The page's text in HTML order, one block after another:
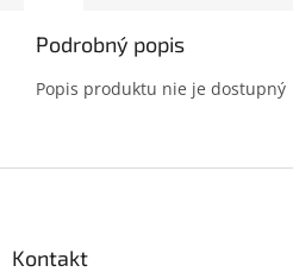
Podrobný popis
Popis produktu nie je dostupný
Kontakt